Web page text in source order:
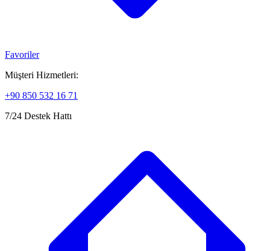
Favoriler
Müşteri Hizmetleri:
+90 850 532 16 71
7/24 Destek Hattı